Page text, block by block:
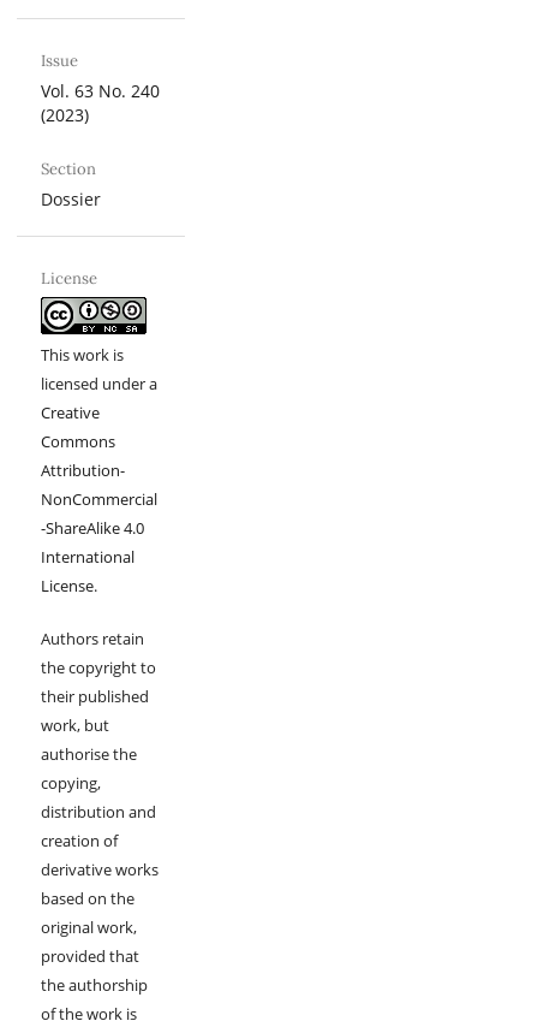
Issue
Vol. 63 No. 240
(2023)
Section
Dossier
License
This work is
licensed under a
Creative
Commons
Attribution-
NonCommercial
-ShareAlike 4.0
International
License.
Authors retain
the copyright to
their published
work, but
authorise the
copying,
distribution and
creation of
derivative works
based on the
original work,
provided that
the authorship
of the work is